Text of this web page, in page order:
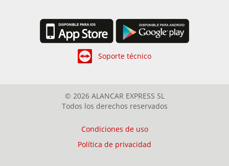
Soporte técnico
© 2026 ALANCAR EXPRESS SL
Todos los derechos reservados
Condiciones de uso
Política de privacidad